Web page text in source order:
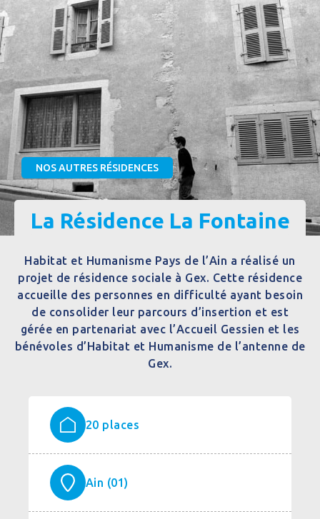
NOS AUTRES RÉSIDENCES
La Résidence La Fontaine
Habitat et Humanisme Pays de l’Ain a réalisé un
projet de résidence sociale à Gex. Cette résidence
accueille des personnes en difficulté ayant besoin
de consolider leur parcours d’insertion et est
gérée en partenariat avec l’Accueil Gessien et les
bénévoles d’Habitat et Humanisme de l’antenne de
Gex.
20 places
Ain (01)